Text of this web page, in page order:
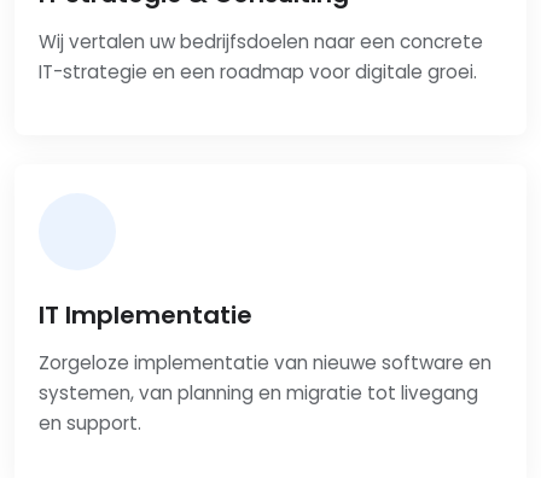
Wij vertalen uw bedrijfsdoelen naar een concrete
IT-strategie en een roadmap voor digitale groei.
IT Implementatie
Zorgeloze implementatie van nieuwe software en
systemen, van planning en migratie tot livegang
en support.